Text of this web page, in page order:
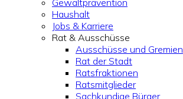
Gewaltprävention
Haushalt
Jobs & Karriere
Rat & Ausschüsse
Ausschüsse und Gremien
Rat der Stadt
Ratsfraktionen
Ratsmitglieder
Sachkundige Bürger